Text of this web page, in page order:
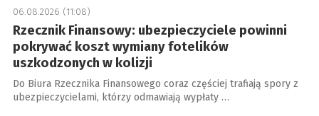
06.08.2026 (11:08)
Rzecznik Finansowy: ubezpieczyciele powinni
pokrywać koszt wymiany fotelików
uszkodzonych w kolizji
Do Biura Rzecznika Finansowego coraz częściej trafiają spory z
ubezpieczycielami, którzy odmawiają wypłaty …